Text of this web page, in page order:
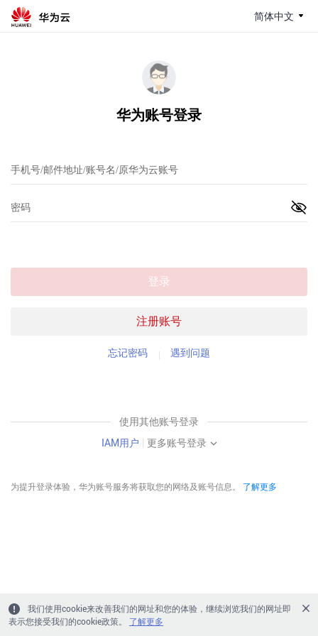
简体中文
华为账号登录
注册账号
登录
忘记密码 遇到问题
使用其他账号登录
IAM用户 | 更多账号登录
为提升登录体验，华为账号服务将获取您的网络及账号信息。 了解更多
我们使用cookie来改善我们的网址和您的体验，继续浏览我们的网址即
表示您接受我们的cookie政策。
了解更多